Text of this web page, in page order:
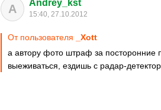
A Andrey_kst
15:40, 27.10.2012
От пользователя
_Xott
а автору фото штраф за посторонние
выеживаться, ездишь с радар-